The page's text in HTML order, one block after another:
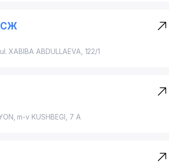
ul. XABIBA ABDULLAEVA , 122/1
, m-v KUSHBEGI, 7 A